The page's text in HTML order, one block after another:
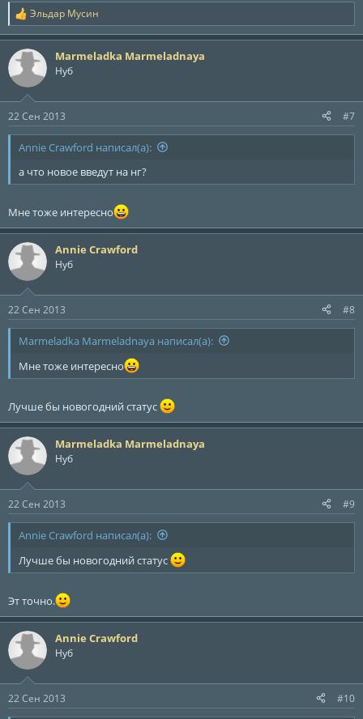
Р
е
а
к
ц
и
:
Эльдар Мусин
Marmeladka Marmeladnaya
Нуб
22 Сен 2013 #7
Annie Crawford написал(а):
а что новое введут на нг?
Мне тоже интересно
Annie Crawford
Нуб
22 Сен 2013 #8
Marmeladka Marmeladnaya написал(а):
Мне тоже интересно
Лучше бы новогодний статус
Marmeladka Marmeladnaya
Нуб
22 Сен 2013 #9
Annie Crawford написал(а):
Лучше бы новогодний статус
Эт точно.
Annie Crawford
Нуб
22 Сен 2013 #10